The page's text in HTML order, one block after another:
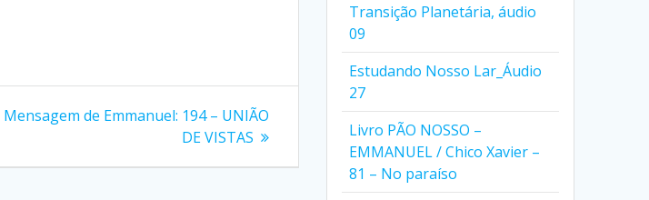
Post
Mensagem de Emmanuel: 194 – UNIÃO
DE VISTAS
Transição Planetária, áudio
09
Estudando Nosso Lar_Áudio
27
Livro PÃO NOSSO –
EMMANUEL / Chico Xavier –
81 – No paraíso